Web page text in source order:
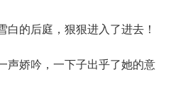
的后庭，狠狠进入了进去！
娇吟，一下子出乎了她的意